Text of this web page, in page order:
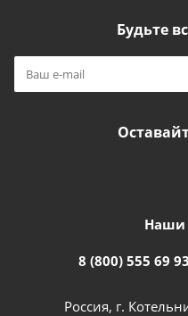
Будьте
Наши
8 (800) 555 69 93
Россия, г.